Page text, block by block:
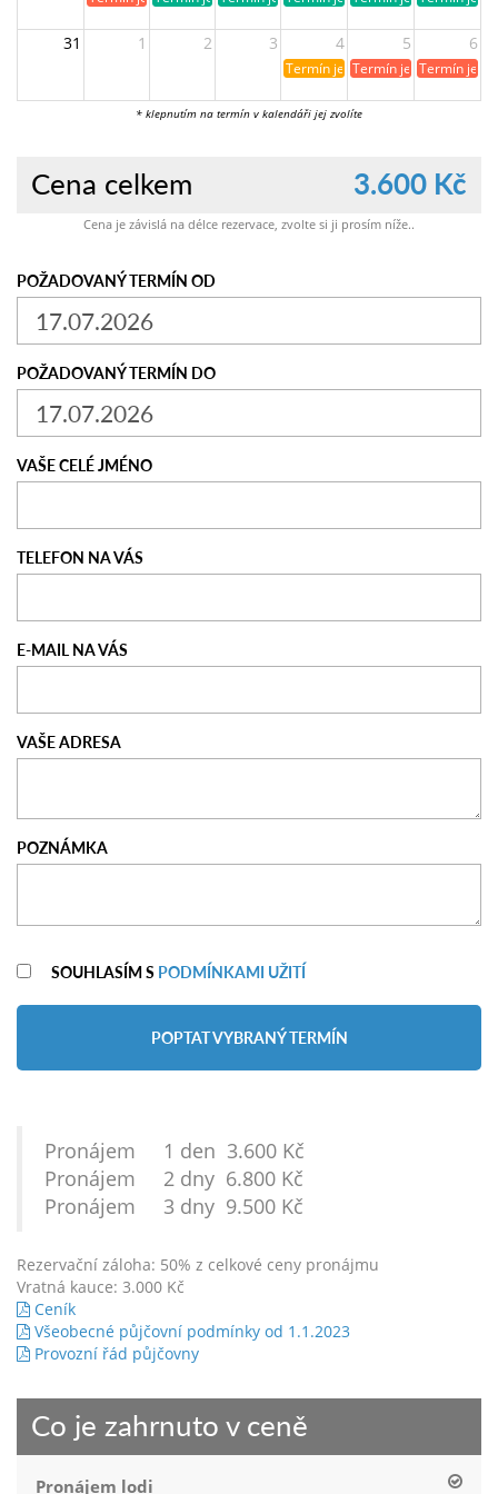
31 1 2 3 4 5 6
Termín je již rezervován
Termín je již obsazen
Termín je již
* klepnutím na termín v kalendáři jej zvolíte
Cena celkem 3.600 Kč
Cena je závislá na délce rezervace, zvolte si ji prosím níže..
POŽADOVANÝ TERMÍN OD
POŽADOVANÝ TERMÍN DO
VAŠE CELÉ JMÉNO
TELEFON NA VÁS
E-MAIL NA VÁS
VAŠE ADRESA
POZNÁMKA
SOUHLASÍM S PODMÍNKAMI UŽITÍ
POPTAT VYBRANÝ TERMÍN
Pronájem 1 den 3.600 Kč
Pronájem 2 dny 6.800 Kč
Pronájem 3 dny 9.500 Kč
Rezervační záloha: 50% z celkové ceny pronájmu
Vratná kauce: 3.000 Kč
Ceník
Všeobecné půjčovní podmínky od 1.1.2023
Provozní řád půjčovny
Co je zahrnuto v ceně
Pronájem lodi